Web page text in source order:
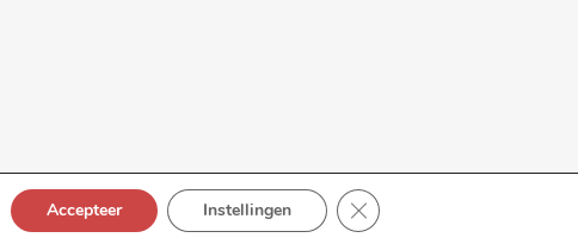
Mailbox bv| alle rechten voorbehouden
Accepteer Instellingen Sluit AVG/GDPR cookie